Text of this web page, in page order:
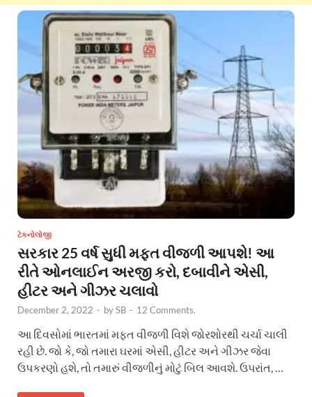
ટેકનોલોજી
સરકાર 25 વર્ષ સુધી મફત વીજળી આપશે! આ
રીતે ઓનલાઈન અરજી કરો, દબાવીને એસી,
હીટર અને ગીઝર ચલાવો
December 2, 2022 - bySB - 12 Comments.
આ દિવસોમાં ભારતમાં મફત વીજળી વિશે જોરશોરથી ચર્ચા ચાલી
રહી છે. જો કે, જો તમારા ઘરમાં એસી, હીટર અને ગીઝર જેવા
ઉપકરણો હશે, તો તમારું વીજળીનું મોટું બિલ આવશે. ઉપરાંત, …